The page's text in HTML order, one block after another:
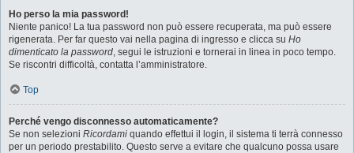
Ho perso la mia password!
Niente panico! La tua password non può essere recuperata, ma può essere
rigenerata. Per far questo vai nella pagina di ingresso e clicca su Ho
dimenticato la password, segui le istruzioni e tornerai in linea in poco tempo.
Se riscontri difficoltà, contatta l’amministratore.
Top
Perché vengo disconnesso automaticamente?
Se non selezioni Ricordami quando effettui il login, il sistema ti terrà connesso
per un periodo prestabilito. Questo serve a evitare che qualcuno possa usare